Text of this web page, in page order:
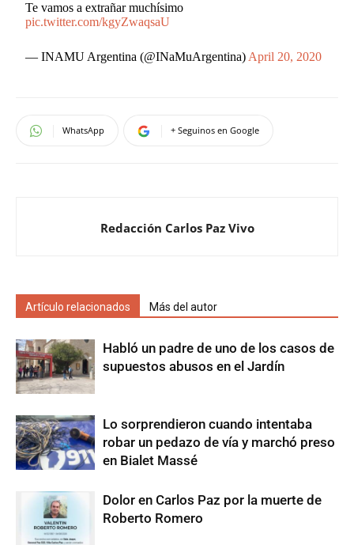
Te vamos a extrañar muchísimo
pic.twitter.com/kgyZwaqsaU
— INAMU Argentina (@INaMuArgentina) April 20, 2020
WhatsApp + Seguinos en Google
Redacción Carlos Paz Vivo
Artículo relacionados Más del autor
Habló un padre de uno de los casos de
supuestos abusos en el Jardín
Lo sorprendieron cuando intentaba
robar un pedazo de vía y marchó preso
en Bialet Massé
Dolor en Carlos Paz por la muerte de
Roberto Romero